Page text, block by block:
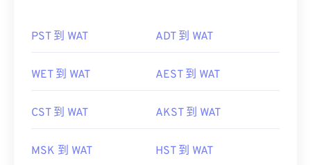
PST 到 WAT ADT 到 WAT
WET 到 WAT AEST 到 WAT
CST 到 WAT AKST 到 WAT
MSK 到 WAT HST 到 WAT